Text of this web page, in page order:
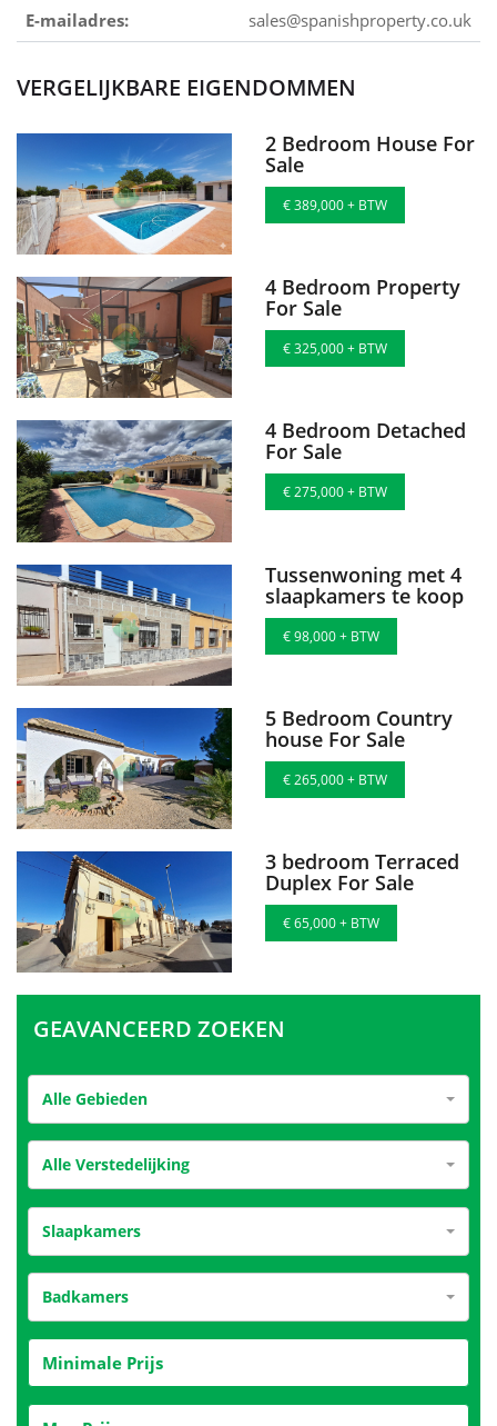
E-mailadres:
sales@spanishproperty.co.uk
VERGELIJKBARE EIGENDOMMEN
2 Bedroom House For
Sale
€ 389,000 + BTW
4 Bedroom Property
For Sale
€ 325,000 + BTW
4 Bedroom Detached
For Sale
€ 275,000 + BTW
Tussenwoning met 4
slaapkamers te koop
€ 98,000 + BTW
5 Bedroom Country
house For Sale
€ 265,000 + BTW
3 bedroom Terraced
Duplex For Sale
€ 65,000 + BTW
GEAVANCEERD ZOEKEN
Alle Gebieden
Alle Verstedelijking
Slaapkamers
Badkamers